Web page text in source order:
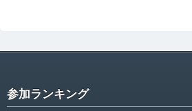
参加ランキング